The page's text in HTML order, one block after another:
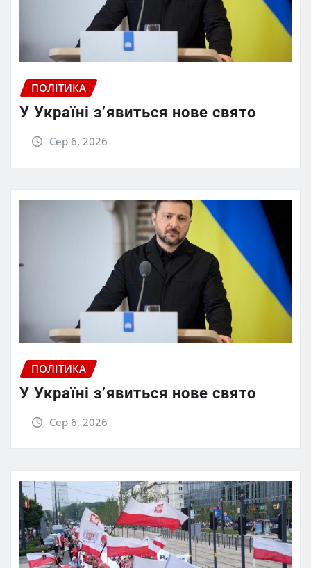
ПОЛІТИКА
У Україні з’явиться нове свято
Сер 6, 2026
ПОЛІТИКА
У Україні з’явиться нове свято
Сер 6, 2026